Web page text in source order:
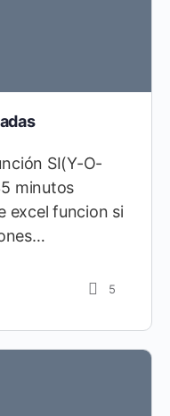
SI(Y-O-
minutos
excel funcion si
5